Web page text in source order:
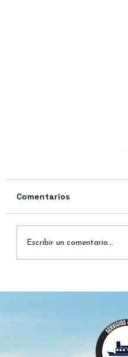
Comentarios
Escribir un comentario...